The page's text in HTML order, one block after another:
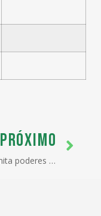
PRÓXIMO
Europa limita poderes de Mandelson para negociar